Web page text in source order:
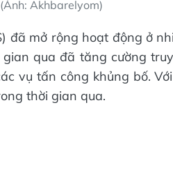
(Ảnh: Akhbarelyom)
đã mở rộng hoạt động ở
qua đã tăng cường
vụ tấn công khủng bố.
thời gian qua.